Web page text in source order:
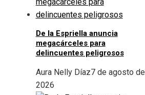
De la Espriella anuncia
megacárceles para
delincuentes peligrosos
Aura Nelly Díaz7 de agosto de
2026